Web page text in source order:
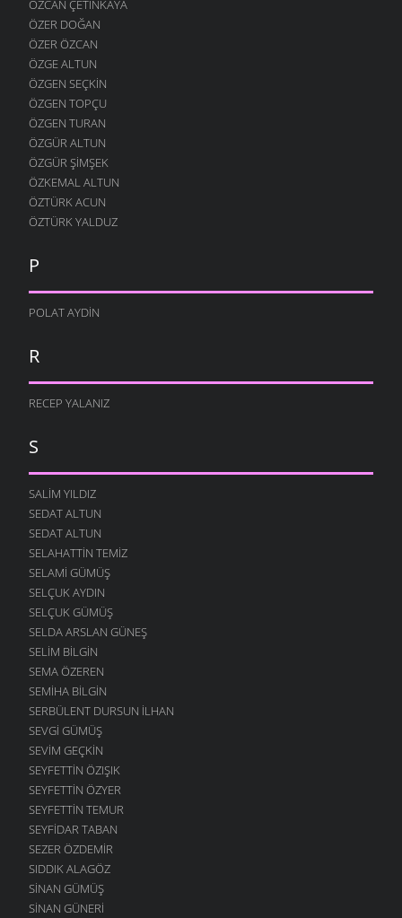
ÖZCAN ÇETINKAYA
ÖZER DOĞAN
ÖZER ÖZCAN
ÖZGE ALTUN
ÖZGEN SEÇKIN
ÖZGEN TOPÇU
ÖZGEN TURAN
ÖZGÜR ALTUN
ÖZGÜR ŞIMŞEK
ÖZKEMAL ALTUN
ÖZTÜRK ACUN
ÖZTÜRK YALDUZ
P
POLAT AYDIN
R
RECEP YALANIZ
S
SALIM YILDIZ
SEDAT ALTUN
SEDAT ALTUN
SELAHATTIN TEMIZ
SELAMI GÜMÜŞ
SELÇUK AYDIN
SELÇUK GÜMÜŞ
SELDA ARSLAN GÜNEŞ
SELIM BILGIN
SEMA ÖZEREN
SEMIHA BILGIN
SERBÜLENT DURSUN İLHAN
SEVGI GÜMÜŞ
SEVIM GEÇKIN
SEYFETTIN ÖZIŞIK
SEYFETTIN ÖZYER
SEYFETTIN TEMUR
SEYFIDAR TABAN
SEZER ÖZDEMIR
SIDDIK ALAGÖZ
SINAN GÜMÜŞ
SINAN GÜNERI